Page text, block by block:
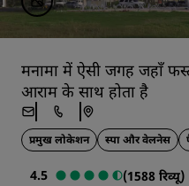
मनामा में ऐसी जगह जहाँ
आराम के साथ होता है
प्रमुख लोकेशन स्पा और वेलनेस
4.5
(1588 रिव्यू)